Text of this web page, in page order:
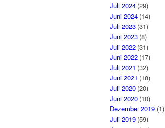
Juli 2024 (29)
Juni 2024 (14)
Juli 2023 (31)
Juni 2023 (8)
Juli 2022 (31)
Juni 2022 (17)
Juli 2021 (32)
Juni 2021 (18)
Juli 2020 (20)
Juni 2020 (10)
Dezember 2019 (1)
Juli 2019 (59)